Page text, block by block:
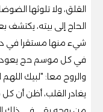
القلق، ولا تلوثها
الحاج إلى بيته، يكتشف
شيء منها مستقرا في
في كل موسم حج يعود
والروح معا: "لبيك
يغادر القلب، أظن أن